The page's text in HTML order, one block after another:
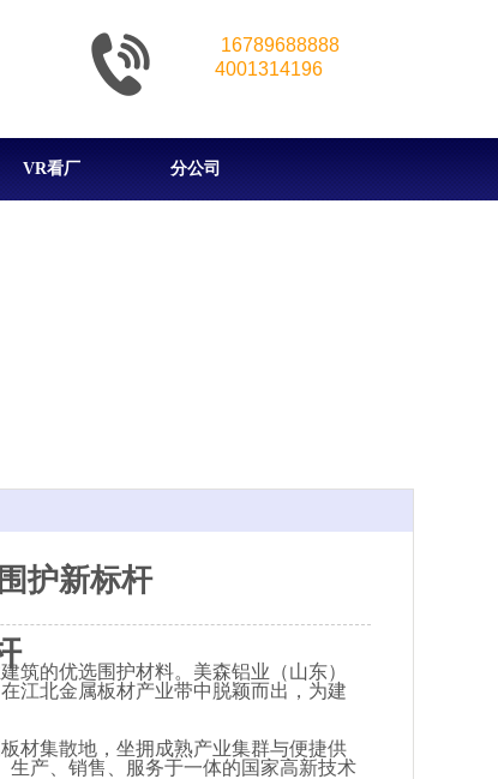
16789688888
4001314196
VR看厂 分公司
护新标杆
筑的优选围护材料。美森铝业（山东）
江北金属板材产业带中脱颖而出，为建
材集散地，坐拥成熟产业集群与便捷供
生产、销售、服务于一体的国家高新技术